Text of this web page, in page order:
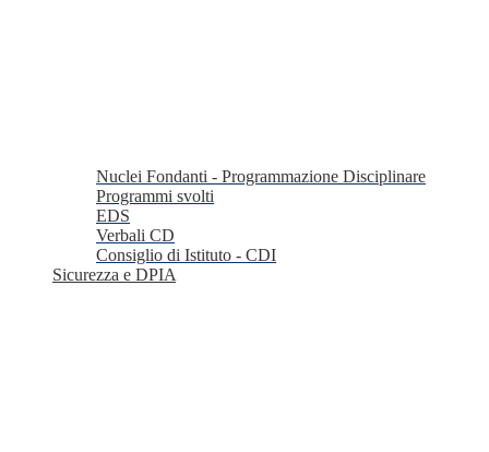
Nuclei Fondanti - Programmazione Disciplinare
Programmi svolti
EDS
Verbali CD
Consiglio di Istituto - CDI
Sicurezza e DPIA